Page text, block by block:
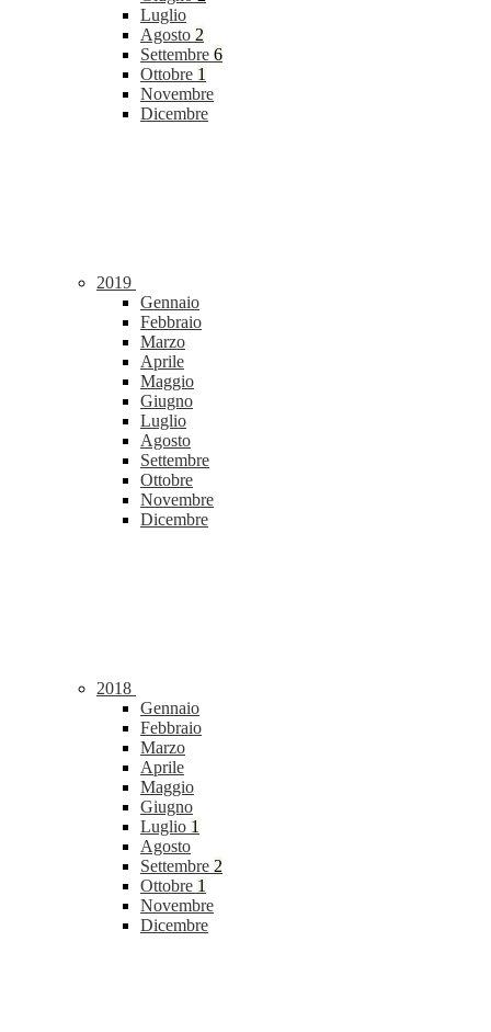
Luglio
Agosto 2
Settembre 6
Ottobre 1
Novembre
Dicembre
2019
Gennaio
Febbraio
Marzo
Aprile
Maggio
Giugno
Luglio
Agosto
Settembre
Ottobre
Novembre
Dicembre
2018
Gennaio
Febbraio
Marzo
Aprile
Maggio
Giugno
Luglio 1
Agosto
Settembre 2
Ottobre 1
Novembre
Dicembre